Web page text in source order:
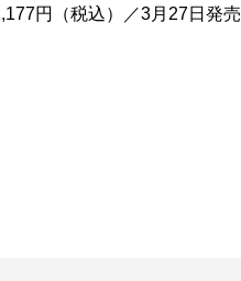
円（税込）／3月27日発売